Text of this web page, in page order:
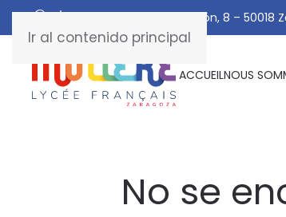
Ir al contenido principal
C/ De Manuel Marraco Ramón, 8 – 50018
ACCUEILNOUS
No se